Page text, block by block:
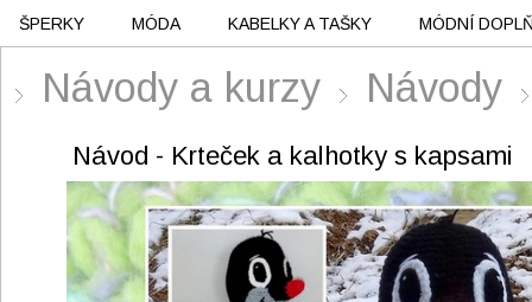
ŠPERKY MÓDA KABELKY A TAŠKY MÓDNÍ
Návody a kurzy Návody
Návod - Krteček a kalhotky s kapsami